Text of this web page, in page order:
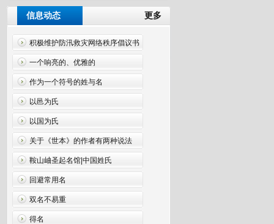
更多
信息动态
积极维护防汛救灾网络秩序倡议书
一个响亮的、优雅的
作为一个符号的姓与名
以邑为氏
以国为氏
关于《世本》的作者有两种说法
鞍山岫圣起名馆|中国姓氏
回避常用名
双名不易重
得名